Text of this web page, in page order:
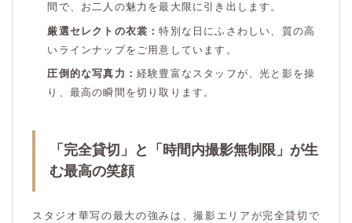
間で、お二人の魅力を最大限に引き出します。
厳選セレクトの衣裳：特別な日にふさわしい、質の高
いラインナップをご用意しています。
圧倒的な写真力：経験豊富なスタッフが、光と影を操
り、最高の瞬間を切り取ります。
「完全貸切」と「時間内撮影無制限」が生
む最高の笑顔
スタジオ華写の最大の強みは、撮影エリアが完全貸切で